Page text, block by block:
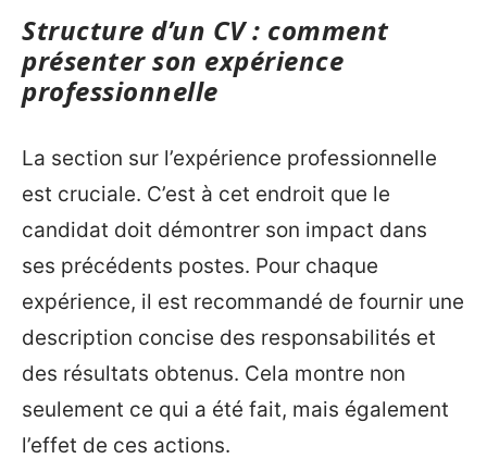
Structure d’un CV : comment
présenter son expérience
professionnelle
La section sur l’expérience professionnelle
est cruciale. C’est à cet endroit que le
candidat doit démontrer son impact dans
ses précédents postes. Pour chaque
expérience, il est recommandé de fournir une
description concise des responsabilités et
des résultats obtenus. Cela montre non
seulement ce qui a été fait, mais également
l’effet de ces actions.